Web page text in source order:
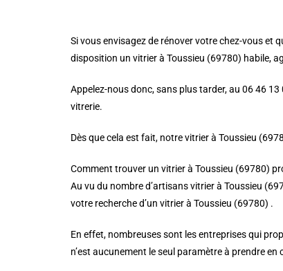
Si vous envisagez de rénover votre chez-vous et
disposition un vitrier à Toussieu (69780) habile,
Appelez-nous donc, sans plus tarder, au 06 46
vitrerie.
Dès que cela est fait, notre vitrier à Toussieu
Comment trouver un vitrier à Toussieu (69780)
Au vu du nombre d’artisans vitrier à Toussieu
votre recherche d’un vitrier à Toussieu (69780) .
En effet, nombreuses sont les entreprises qui
n’est aucunement le seul paramètre à prendre